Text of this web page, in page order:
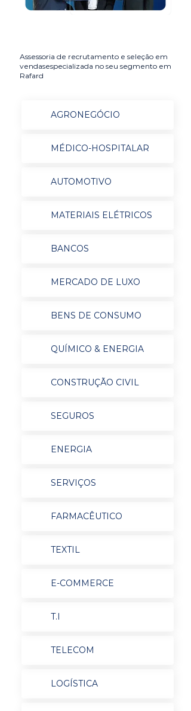
Assessoria de recrutamento e seleção em
vendasespecializada no seu segmento em
Rafard
AGRONEGÓCIO
MÉDICO-HOSPITALAR
AUTOMOTIVO
MATERIAIS ELÉTRICOS
BANCOS
MERCADO DE LUXO
BENS DE CONSUMO
QUÍMICO & ENERGIA
CONSTRUÇÃO CIVIL
SEGUROS
ENERGIA
SERVIÇOS
FARMACÊUTICO
TEXTIL
E-COMMERCE
T.I
TELECOM
LOGÍSTICA